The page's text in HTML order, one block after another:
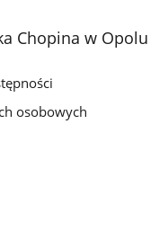
Chopina w Opolu
osobowych